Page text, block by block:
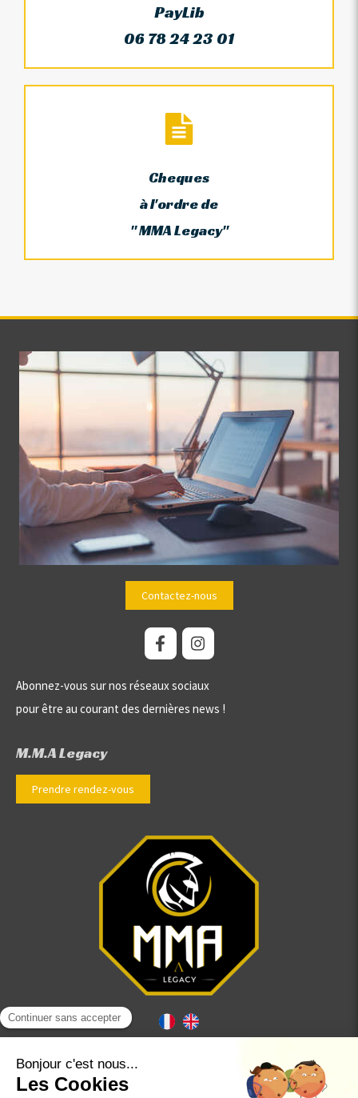
PayLib
06 78 24 23 01
Cheques
à l'ordre de
" MMA Legacy"
Contactez-nous
Abonnez-vous sur nos réseaux sociaux
pour être au courant des dernières news !
M.M.A Legacy
Prendre rendez-vous